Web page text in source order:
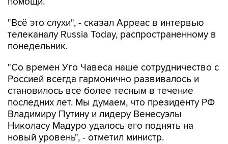
"Всё это слухи", - сказал Арреас в интервью
телеканалу Russia Today, распространенному в
понедельник.
"Со времен Уго Чавеса наше сотрудничество с
Россией всегда гармонично развивалось и
становилось все более тесным в течение
последних лет. Мы думаем, что президенту РФ
Владимиру Путину и лидеру Венесуэлы
Николасу Мадуро удалось его поднять на
новый уровень", - отметил министр.